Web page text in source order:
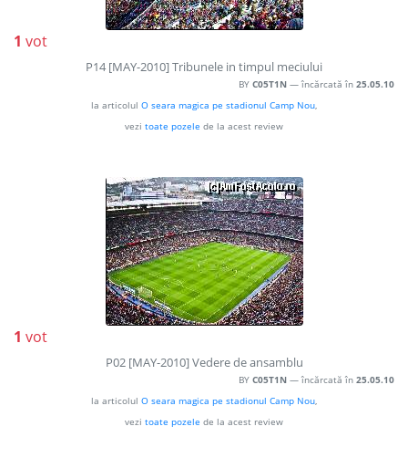
1 vot
P14 [MAY-2010] Tribunele in timpul meciului
BY C05T1N — încărcată în 25.05.10
la articolul O seara magica pe stadionul Camp Nou,
vezi toate pozele de la acest review
1 vot
P02 [MAY-2010] Vedere de ansamblu
BY C05T1N — încărcată în 25.05.10
la articolul O seara magica pe stadionul Camp Nou,
vezi toate pozele de la acest review